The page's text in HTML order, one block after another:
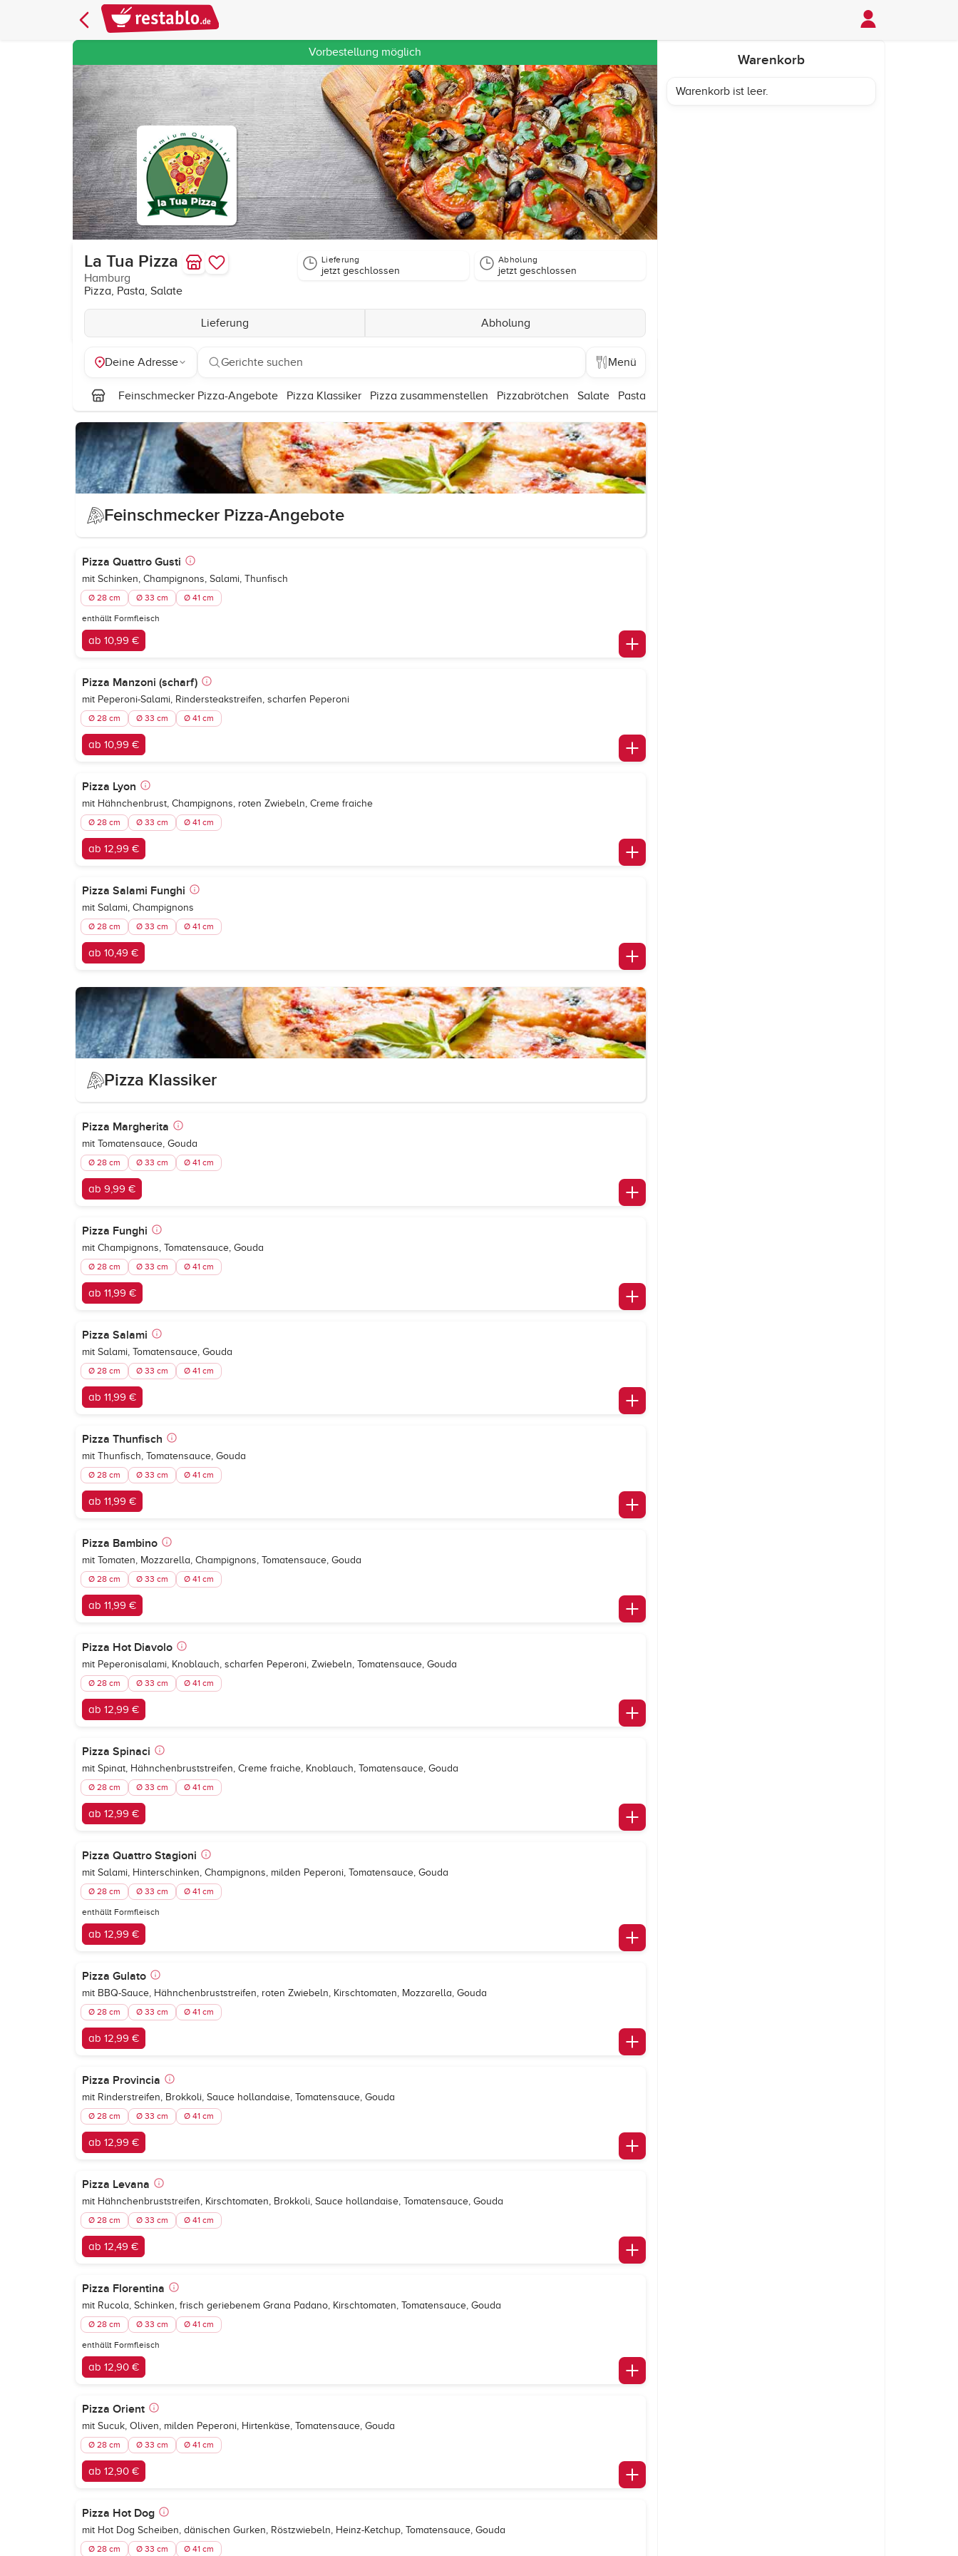
Vorbestellung möglich
La Tua Pizza
Hamburg
Pizza, Pasta, Salate
Lieferung
jetzt geschlossen
Abholung
jetzt geschlossen
Lieferung Abholung
Deine Adresse Gerichte suchen Menü
Feinschmecker Pizza-Angebote Pizza Klassiker Pizza zusammenstellen Pizzabrötchen Salate Pasta
Feinschmecker Pizza-Angebote
Pizza Quattro Gusti
mit Schinken, Champignons, Salami, Thunfisch
Ø 28 cm Ø 33 cm Ø 41 cm
enthällt Formfleisch
ab 10,99 €
Pizza Manzoni (scharf)
mit Peperoni-Salami, Rindersteakstreifen, scharfen Peperoni
Ø 28 cm Ø 33 cm Ø 41 cm
ab 10,99 €
Pizza Lyon
mit Hähnchenbrust, Champignons, roten Zwiebeln, Creme fraiche
Ø 28 cm Ø 33 cm Ø 41 cm
ab 12,99 €
Pizza Salami Funghi
mit Salami, Champignons
Ø 28 cm Ø 33 cm Ø 41 cm
ab 10,49 €
Pizza Klassiker
Pizza Margherita
mit Tomatensauce, Gouda
Ø 28 cm Ø 33 cm Ø 41 cm
ab 9,99 €
Pizza Funghi
mit Champignons, Tomatensauce, Gouda
Ø 28 cm Ø 33 cm Ø 41 cm
ab 11,99 €
Pizza Salami
mit Salami, Tomatensauce, Gouda
Ø 28 cm Ø 33 cm Ø 41 cm
ab 11,99 €
Pizza Thunfisch
mit Thunfisch, Tomatensauce, Gouda
Ø 28 cm Ø 33 cm Ø 41 cm
ab 11,99 €
Pizza Bambino
mit Tomaten, Mozzarella, Champignons, Tomatensauce, Gouda
Ø 28 cm Ø 33 cm Ø 41 cm
ab 11,99 €
Pizza Hot Diavolo
mit Peperonisalami, Knoblauch, scharfen Peperoni, Zwiebeln, Tomatensauce, Gouda
Ø 28 cm Ø 33 cm Ø 41 cm
ab 12,99 €
Pizza Spinaci
mit Spinat, Hähnchenbruststreifen, Creme fraiche, Knoblauch, Tomatensauce, Gouda
Ø 28 cm Ø 33 cm Ø 41 cm
ab 12,99 €
Pizza Quattro Stagioni
mit Salami, Hinterschinken, Champignons, milden Peperoni, Tomatensauce, Gouda
Ø 28 cm Ø 33 cm Ø 41 cm
enthällt Formfleisch
ab 12,99 €
Pizza Gulato
mit BBQ-Sauce, Hähnchenbruststreifen, roten Zwiebeln, Kirschtomaten, Mozzarella, Gouda
Ø 28 cm Ø 33 cm Ø 41 cm
ab 12,99 €
Pizza Provincia
mit Rinderstreifen, Brokkoli, Sauce hollandaise, Tomatensauce, Gouda
Ø 28 cm Ø 33 cm Ø 41 cm
ab 12,99 €
Pizza Levana
mit Hähnchenbruststreifen, Kirschtomaten, Brokkoli, Sauce hollandaise, Tomatensauce, Gouda
Ø 28 cm Ø 33 cm Ø 41 cm
ab 12,49 €
Pizza Florentina
mit Rucola, Schinken, frisch geriebenem Grana Padano, Kirschtomaten, Tomatensauce, Gouda
Ø 28 cm Ø 33 cm Ø 41 cm
enthällt Formfleisch
ab 12,90 €
Pizza Orient
mit Sucuk, Oliven, milden Peperoni, Hirtenkäse, Tomatensauce, Gouda
Ø 28 cm Ø 33 cm Ø 41 cm
ab 12,90 €
Pizza Hot Dog
mit Hot Dog Scheiben, dänischen Gurken, Röstzwiebeln, Heinz-Ketchup, Tomatensauce, Gouda
Ø 28 cm Ø 33 cm Ø 41 cm
Warenkorb
Warenkorb ist leer.